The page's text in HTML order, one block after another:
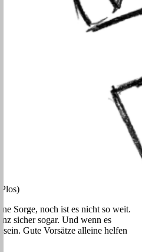
Sorge, noch ist es nicht so weit.
sicher sogar. Und wenn es
sein. Gute Vorsätze alleine helfen